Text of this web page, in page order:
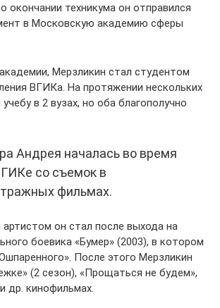
окончании техникума он отправился
в Московскую академию сферы
академии, Мерзликин стал студентом
ВГИКа. На протяжении нескольких
в 2 вузах, но оба благополучно
Андрея началась во время
со съемок в
фильмах.
он стал после выхода на
боевика «Бумер» (2003), в котором
После этого Мерзликин
(2 сезон), «Прощаться не будем»,
др. кинофильмах.